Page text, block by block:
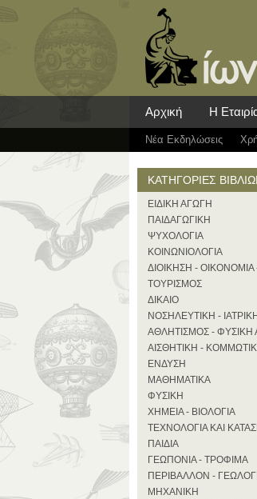
Αρχική Η
Νέα Eκδηλώσεις
ΚΑΤΗΓΟΡΙΕΣ
ΕΙΔΙΚΗ ΑΓΩΓΗ
ΠΑΙΔΑΓΩΓΙΚΗ
ΨΥΧΟΛΟΓΙΑ
ΚΟΙΝΩΝΙΟΛΟΓΙΑ
ΔΙΟΙΚΗΣΗ - ΟΙΚΟΝΟΜΙΑ
ΤΟΥΡΙΣΜΟΣ
ΔΙΚΑΙΟ
ΝΟΣΗΛΕΥΤΙΚΗ - ΙΑΤΡΙΚΗ
ΑΘΛΗΤΙΣΜΟΣ - ΦΥΣΙΚΗ
ΑΙΣΘΗΤΙΚΗ -
ΕΝΔΥΣΗ
ΜΑΘΗΜΑΤΙΚΑ
ΦΥΣΙΚΗ
ΧΗΜΕΙΑ - ΒΙΟΛΟΓΙΑ
ΤΕΧΝΟΛΟΓΙΑ ΚΑΙ
ΠΑΙΔΙΑ
ΓΕΩΠΟΝΙΑ - ΤΡΟΦΙΜΑ
ΠΕΡΙΒΑΛΛΟΝ -
ΜΗΧΑΝΙΚΗ